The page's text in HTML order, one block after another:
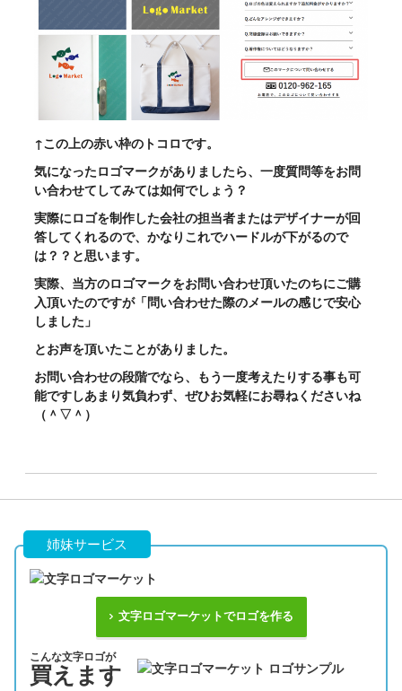
↑この上の赤い枠のトコロです。
気になったロゴマークがありましたら、一度質問等をお問
い合わせてしてみては如何でしょう？
実際にロゴを制作した会社の担当者またはデザイナーが回
答してくれるので、かなりこれでハードルが下がるので
は？？と思います。
実際、当方のロゴマークをお問い合わせ頂いたのちにご購
入頂いたのですが「問い合わせた際のメールの感じで安心
しました」
とお声を頂いたことがありました。
お問い合わせの段階でなら、もう一度考えたりする事も可
能ですしあまり気負わず、ぜひお気軽にお尋ねくださいね
（＾▽＾）
姉妹サービス
文字ロゴマーケットでロゴを作る
こんな文字ロゴが
買えます